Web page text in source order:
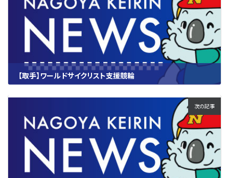
【取手】ワールドサイクリスト支援競輪
2025.10.02
次の記事